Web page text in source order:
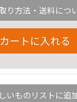
り方法・送料につ
カートに入れる
いものリストに追